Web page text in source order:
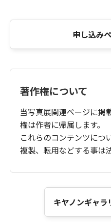
申し込み
著作権について
当写真展関連ページに掲
権は作者に帰属します。
これらのコンテンツにつ
複製、転用などする事は
キヤノンギャラ